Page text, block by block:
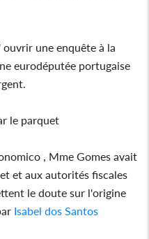
une enquête à la
eurodéputée portugaise
le parquet
, Mme Gomes avait
et aux autorités fiscales
le doute sur l'origine
Isabel dos Santos